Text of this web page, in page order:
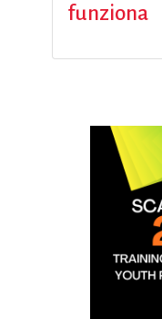
funziona